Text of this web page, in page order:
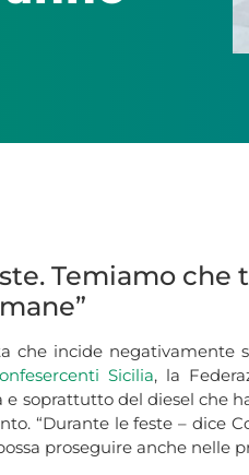
Temiamo
che incide
Sicilia, la
e soprattutto del diesel che
“Durante le feste – dice
proseguire anche nelle